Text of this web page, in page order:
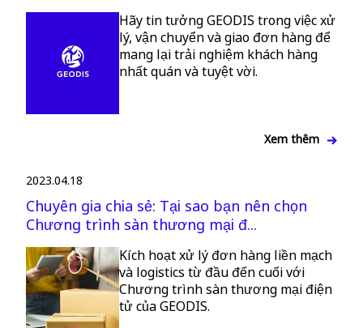
Hãy tin tưởng GEODIS trong việc xử
lý, vận chuyển và giao đơn hàng để
mang lại trải nghiệm khách hàng
nhất quán và tuyệt vời.
Xem thêm
2023.04.18
Chuyên gia chia sẻ: Tại sao bạn nên chọn
Chương trình sàn thương mại đ...
Kích hoạt xử lý đơn hàng liền mạch
và logistics từ đầu đến cuối với
Chương trình sàn thương mại điện
tử của GEODIS.